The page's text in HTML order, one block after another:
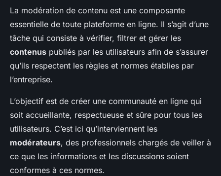
La modération de contenu est une composante
essentielle de toute plateforme en ligne. Il s’agit d’une
tâche qui consiste à vérifier, filtrer et gérer les
contenus publiés par les utilisateurs afin de s’assurer
qu’ils respectent les règles et normes établies par
l’entreprise.
L’objectif est de créer une communauté en ligne qui
soit accueillante, respectueuse et sûre pour tous les
utilisateurs. C’est ici qu’interviennent les
modérateurs, des professionnels chargés de veiller à
ce que les informations et les discussions soient
conformes à ces normes.